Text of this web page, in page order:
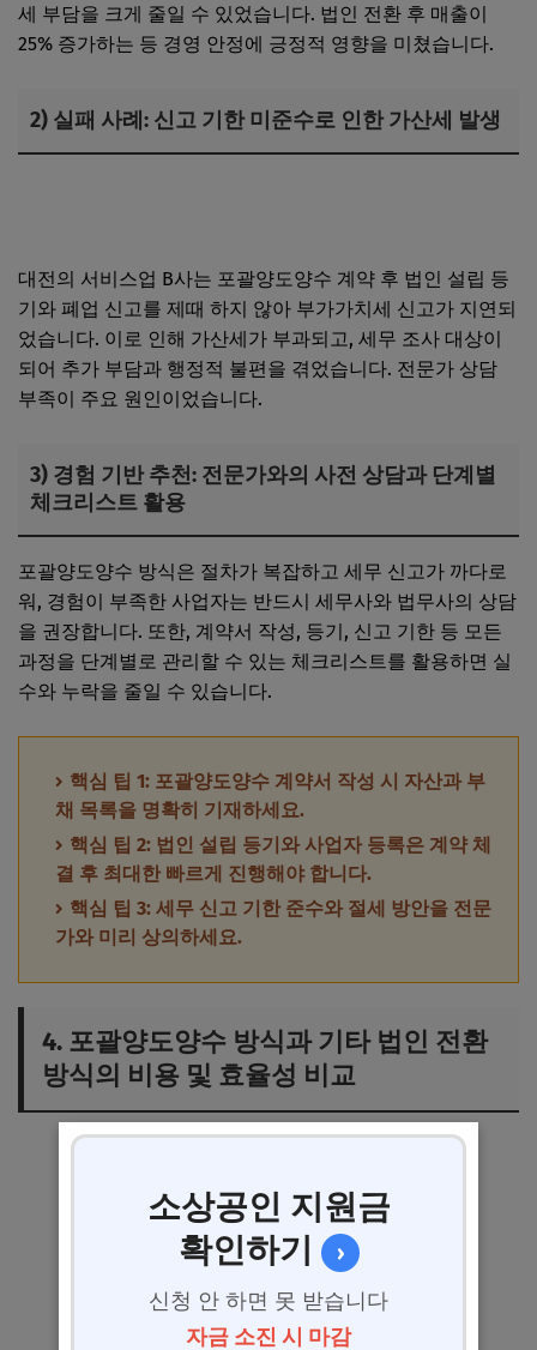
세 부담을 크게 줄일 수 있었습니다. 법인 전환 후 매출이
25% 증가하는 등 경영 안정에 긍정적 영향을 미쳤습니다.
2) 실패 사례: 신고 기한 미준수로 인한 가산세 발생
대전의 서비스업 B사는 포괄양도양수 계약 후 법인 설립 등
기와 폐업 신고를 제때 하지 않아 부가가치세 신고가 지연되
었습니다. 이로 인해 가산세가 부과되고, 세무 조사 대상이
되어 추가 부담과 행정적 불편을 겪었습니다. 전문가 상담
부족이 주요 원인이었습니다.
3) 경험 기반 추천: 전문가와의 사전 상담과 단계별
체크리스트 활용
포괄양도양수 방식은 절차가 복잡하고 세무 신고가 까다로
워, 경험이 부족한 사업자는 반드시 세무사와 법무사의 상담
을 권장합니다. 또한, 계약서 작성, 등기, 신고 기한 등 모든
과정을 단계별로 관리할 수 있는 체크리스트를 활용하면 실
수와 누락을 줄일 수 있습니다.
핵심 팁 1: 포괄양도양수 계약서 작성 시 자산과 부
채 목록을 명확히 기재하세요.
핵심 팁 2: 법인 설립 등기와 사업자 등록은 계약 체
결 후 최대한 빠르게 진행해야 합니다.
핵심 팁 3: 세무 신고 기한 준수와 절세 방안을 전문
가와 미리 상의하세요.
4. 포괄양도양수 방식과 기타 법인 전환
방식의 비용 및 효율성 비교
소상공인 지원금
확인하기
›
신청 안 하면 못 받습니다
자금 소진 시 마감